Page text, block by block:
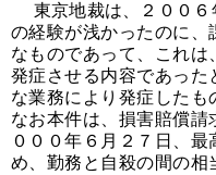
東京地裁は、２００６
の経験が浅かったのに
なものであって、これ
発症させる内容であっ
な業務により発症したも
なお本件は、損害賠償請
０００年６月２７日、
め、勤務と自殺の間の